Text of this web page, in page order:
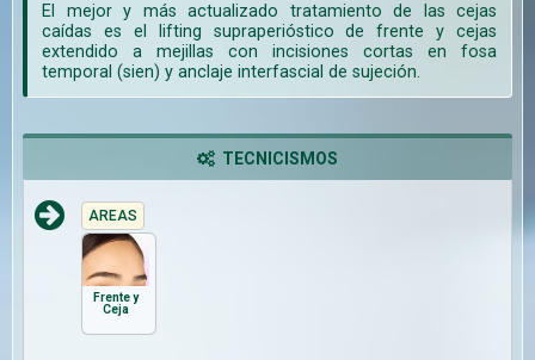
El mejor y más actualizado tratamiento de las cejas
caídas es el lifting supraperióstico de frente y cejas
extendido a mejillas con incisiones cortas en fosa
temporal (sien) y anclaje interfascial de sujeción.
TECNICISMOS
AREAS
Frente y
Ceja